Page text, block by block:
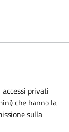
privati
che hanno la
sulla